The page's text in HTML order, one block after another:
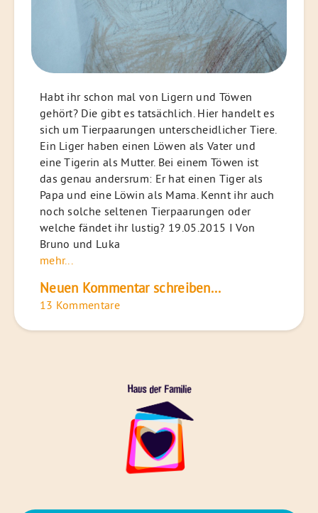
Habt ihr schon mal von Ligern und Töwen
gehört? Die gibt es tatsächlich. Hier handelt es
sich um Tierpaarungen unterscheidlicher Tiere.
Ein Liger haben einen Löwen als Vater und
eine Tigerin als Mutter. Bei einem Töwen ist
das genau andersrum: Er hat einen Tiger als
Papa und eine Löwin als Mama. Kennt ihr auch
noch solche seltenen Tierpaarungen oder
welche fändet ihr lustig? 19.05.2015 I Von
Bruno und Luka
mehr...
Neuen Kommentar schreiben...
13 Kommentare